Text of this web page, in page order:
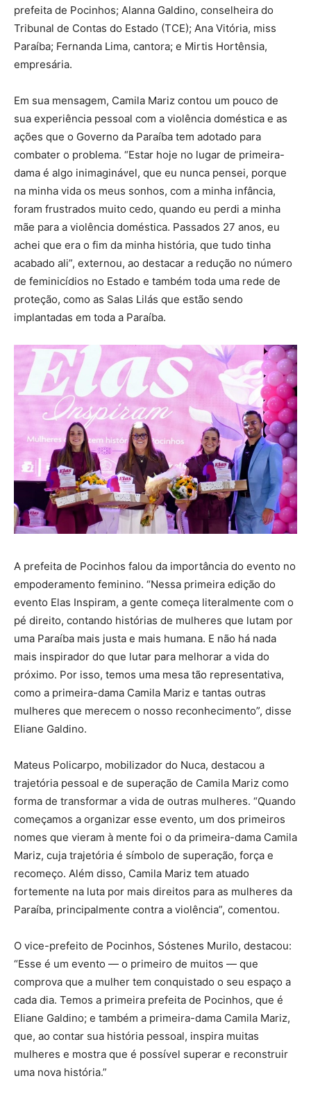
prefeita de Pocinhos; Alanna Galdino, conselheira do
Tribunal de Contas do Estado (TCE); Ana Vitória, miss
Paraíba; Fernanda Lima, cantora; e Mirtis Hortênsia,
empresária.
Em sua mensagem, Camila Mariz contou um pouco de
sua experiência pessoal com a violência doméstica e as
ações que o Governo da Paraíba tem adotado para
combater o problema. “Estar hoje no lugar de primeira-
dama é algo inimaginável, que eu nunca pensei, porque
na minha vida os meus sonhos, com a minha infância,
foram frustrados muito cedo, quando eu perdi a minha
mãe para a violência doméstica. Passados 27 anos, eu
achei que era o fim da minha história, que tudo tinha
acabado ali”, externou, ao destacar a redução no número
de feminicídios no Estado e também toda uma rede de
proteção, como as Salas Lilás que estão sendo
implantadas em toda a Paraíba.
A prefeita de Pocinhos falou da importância do evento no
empoderamento feminino. “Nessa primeira edição do
evento Elas Inspiram, a gente começa literalmente com o
pé direito, contando histórias de mulheres que lutam por
uma Paraíba mais justa e mais humana. E não há nada
mais inspirador do que lutar para melhorar a vida do
próximo. Por isso, temos uma mesa tão representativa,
como a primeira-dama Camila Mariz e tantas outras
mulheres que merecem o nosso reconhecimento”, disse
Eliane Galdino.
Mateus Policarpo, mobilizador do Nuca, destacou a
trajetória pessoal e de superação de Camila Mariz como
forma de transformar a vida de outras mulheres. “Quando
começamos a organizar esse evento, um dos primeiros
nomes que vieram à mente foi o da primeira-dama Camila
Mariz, cuja trajetória é símbolo de superação, força e
recomeço. Além disso, Camila Mariz tem atuado
fortemente na luta por mais direitos para as mulheres da
Paraíba, principalmente contra a violência”, comentou.
O vice-prefeito de Pocinhos, Sóstenes Murilo, destacou:
“Esse é um evento — o primeiro de muitos — que
comprova que a mulher tem conquistado o seu espaço a
cada dia. Temos a primeira prefeita de Pocinhos, que é
Eliane Galdino; e também a primeira-dama Camila Mariz,
que, ao contar sua história pessoal, inspira muitas
mulheres e mostra que é possível superar e reconstruir
uma nova história.”